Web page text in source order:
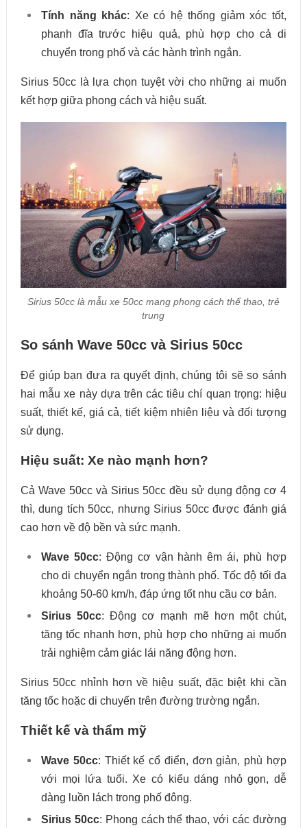
Tính năng khác: Xe có hệ thống giảm xóc tốt,
phanh đĩa trước hiệu quả, phù hợp cho cả di
chuyển trong phố và các hành trình ngắn.
Sirius 50cc là lựa chọn tuyệt vời cho những ai muốn
kết hợp giữa phong cách và hiệu suất.
Sirius 50cc là mẫu xe 50cc mang phong cách thể thao, trẻ
trung
So sánh Wave 50cc và Sirius 50cc
Để giúp bạn đưa ra quyết định, chúng tôi sẽ so sánh
hai mẫu xe này dựa trên các tiêu chí quan trọng: hiệu
suất, thiết kế, giá cả, tiết kiệm nhiên liệu và đối tượng
sử dụng.
Hiệu suất: Xe nào mạnh hơn?
Cả Wave 50cc và Sirius 50cc đều sử dụng động cơ 4
thì, dung tích 50cc, nhưng Sirius 50cc được đánh giá
cao hơn về độ bền và sức mạnh.
Wave 50cc: Động cơ vận hành êm ái, phù hợp
cho di chuyển ngắn trong thành phố. Tốc độ tối đa
khoảng 50-60 km/h, đáp ứng tốt nhu cầu cơ bản.
Sirius 50cc: Động cơ mạnh mẽ hơn một chút,
tăng tốc nhanh hơn, phù hợp cho những ai muốn
trải nghiệm cảm giác lái năng động hơn.
Sirius 50cc nhỉnh hơn về hiệu suất, đặc biệt khi cần
tăng tốc hoặc di chuyển trên đường trường ngắn.
Thiết kế và thẩm mỹ
Wave 50cc: Thiết kế cổ điển, đơn giản, phù hợp
với mọi lứa tuổi. Xe có kiểu dáng nhỏ gọn, dễ
dàng luồn lách trong phố đông.
Sirius 50cc: Phong cách thể thao, với các đường